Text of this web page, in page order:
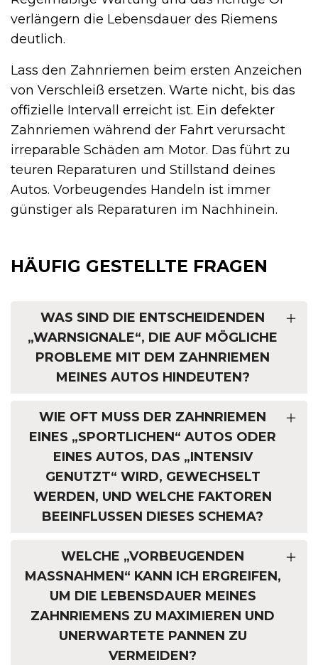
verlängern die Lebensdauer des Riemens
deutlich.
Lass den Zahnriemen beim ersten Anzeichen
von Verschleiß ersetzen. Warte nicht, bis das
offizielle Intervall erreicht ist. Ein defekter
Zahnriemen während der Fahrt verursacht
irreparable Schäden am Motor. Das führt zu
teuren Reparaturen und Stillstand deines
Autos. Vorbeugendes Handeln ist immer
günstiger als Reparaturen im Nachhinein.
HÄUFIG GESTELLTE FRAGEN
WAS SIND DIE ENTSCHEIDENDEN
„WARNSIGNALE“, DIE AUF MÖGLICHE
PROBLEME MIT DEM ZAHNRIEMEN
MEINES AUTOS HINDEUTEN?
WIE OFT MUSS DER ZAHNRIEMEN
EINES „SPORTLICHEN“ AUTOS ODER
EINES AUTOS, DAS „INTENSIV
GENUTZT“ WIRD, GEWECHSELT
WERDEN, UND WELCHE FAKTOREN
BEEINFLUSSEN DIESES SCHEMA?
WELCHE „VORBEUGENDEN
MASSNAHMEN“ KANN ICH ERGREIFEN, U
M DIE LEBENSDAUER MEINES Z
AHNRIEMENS ZU MAXIMIEREN UND U
NERWARTETE PANNEN ZU V
ERMEIDEN?